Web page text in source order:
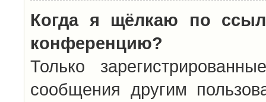
Когда я щёлкаю по
конференцию?
Только
сообщения другим